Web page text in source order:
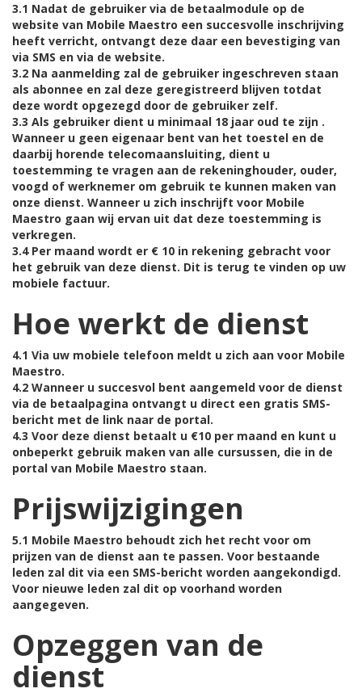
3.1 Nadat de gebruiker via de betaalmodule op de
website van Mobile Maestro een succesvolle inschrijving
heeft verricht, ontvangt deze daar een bevestiging van
via SMS en via de website.
3.2 Na aanmelding zal de gebruiker ingeschreven staan
als abonnee en zal deze geregistreerd blijven totdat
deze wordt opgezegd door de gebruiker zelf.
3.3 Als gebruiker dient u minimaal 18 jaar oud te zijn .
Wanneer u geen eigenaar bent van het toestel en de
daarbij horende telecomaansluiting, dient u
toestemming te vragen aan de rekeninghouder, ouder,
voogd of werknemer om gebruik te kunnen maken van
onze dienst. Wanneer u zich inschrijft voor Mobile
Maestro gaan wij ervan uit dat deze toestemming is
verkregen.
3.4 Per maand wordt er € 10 in rekening gebracht voor
het gebruik van deze dienst. Dit is terug te vinden op uw
mobiele factuur.
Hoe werkt de dienst
4.1 Via uw mobiele telefoon meldt u zich aan voor Mobile
Maestro.
4.2 Wanneer u succesvol bent aangemeld voor de dienst
via de betaalpagina ontvangt u direct een gratis SMS-
bericht met de link naar de portal.
4.3 Voor deze dienst betaalt u €10 per maand en kunt u
onbeperkt gebruik maken van alle cursussen, die in de
portal van Mobile Maestro staan.
Prijswijzigingen
5.1 Mobile Maestro behoudt zich het recht voor om
prijzen van de dienst aan te passen. Voor bestaande
leden zal dit via een SMS-bericht worden aangekondigd.
Voor nieuwe leden zal dit op voorhand worden
aangegeven.
Opzeggen van de
dienst